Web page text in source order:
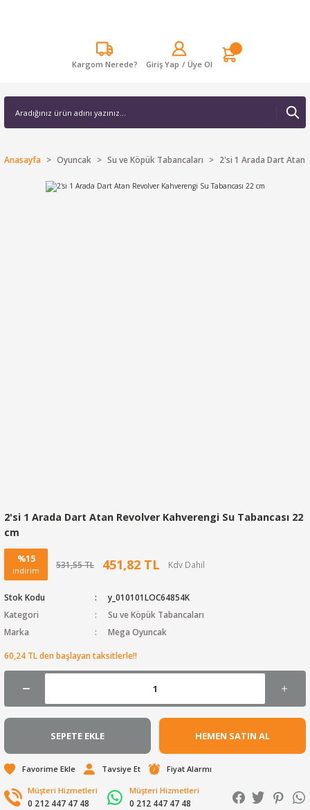
Kargom Nerede? Giriş Yap / Üye Ol
Anasayfa Oyuncak Su ve Köpük Tabancaları 2'si 1 Arada Dart Atan
2'si 1 Arada Dart Atan Revolver Kahverengi Su Tabancası 22
cm
%15
indirim
531,55 TL 451,82 TL
Stok Kodu
y_010101LOC64854K
Kategori
Su ve Köpük Tabancaları
Marka
Mega Oyuncak
60,24 TL den başlayan taksitlerle!!
SEPETE EKLE HEMEN SATIN AL
Tavsiye Et Fiyat Alarmı
Müşteri Hizmetleri
0 212 447 47 48
Müşteri Hizmetleri
0 212 447 47 48